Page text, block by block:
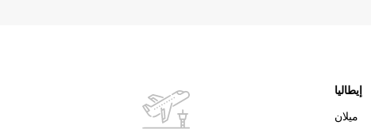
إيطاليا
ميلان